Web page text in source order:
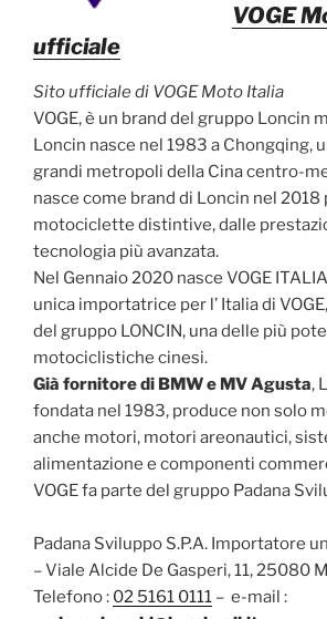
VOGE
ufficiale
Sito ufficiale di VOGE Moto Italia
VOGE, è un brand del gruppo Loncin
Loncin nasce nel 1983 a Chongqing,
grandi metropoli della Cina centro-
nasce come brand di Loncin nel 2018
motociclette distintive, dalle
tecnologia più avanzata.
Nel Gennaio 2020 nasce VOGE
unica importatrice per l’ Italia di
del gruppo LONCIN, una delle più
motociclistiche cinesi.
Già fornitore di BMW e MV Agusta,
fondata nel 1983, produce non solo
anche motori, motori areonautici,
alimentazione e componenti
VOGE fa parte del gruppo Padana
Padana Sviluppo S.P.A. Importatore
– Viale Alcide De Gasperi, 11, 25080
Telefono : 02 5161 0111 – e-mail :